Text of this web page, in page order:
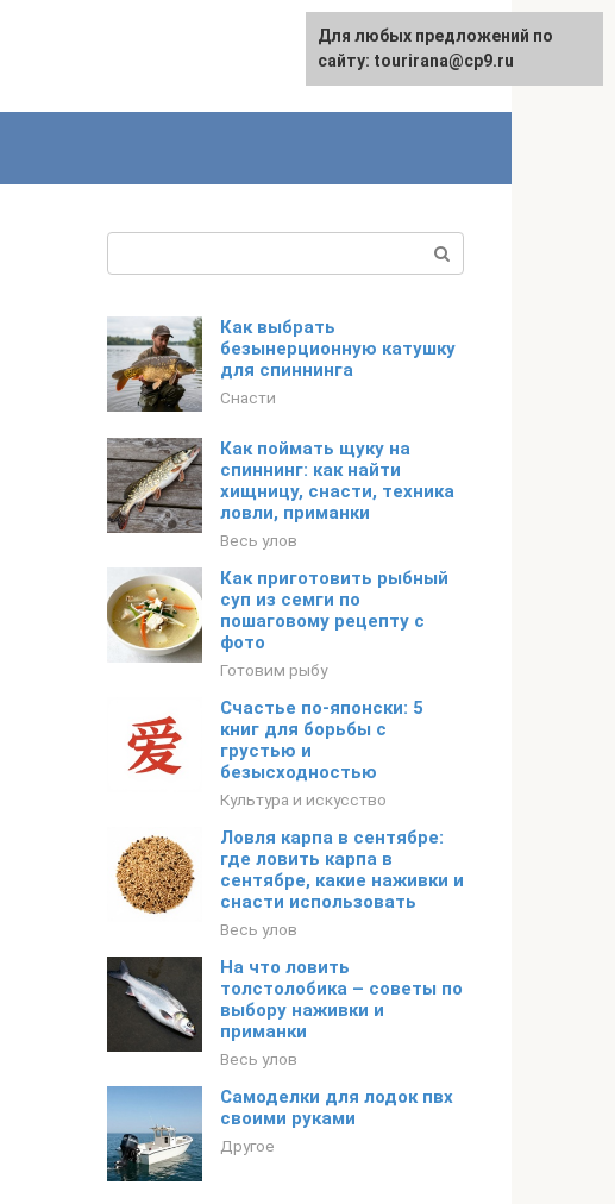
English
Как выбрать
безынерционную катушку
для спиннинга
Снасти
Как поймать щуку на
спиннинг: как найти
хищницу, снасти, техника
ловли, приманки
Весь улов
Как приготовить рыбный
суп из семги по
пошаговому рецепту с
фото
Готовим рыбу
Счастье по-японски: 5
книг для борьбы с
грустью и
безысходностью
Культура и искусство
Ловля карпа в сентябре:
где ловить карпа в
сентябре, какие наживки и
снасти использовать
Весь улов
На что ловить
толстолобика – советы по
выбору наживки и
приманки
Весь улов
Самоделки для лодок пвх
своими руками
Другое
Для любых предложений по
сайту: tourirana@cp9.ru